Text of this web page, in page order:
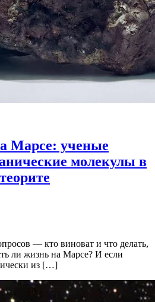
Марсе: ученые
молекулы в
— кто виноват и что делать,
ли жизнь на Марсе? И если
из […]